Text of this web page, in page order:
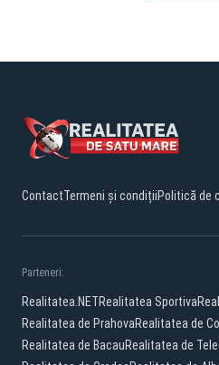
ContactTermeni și condițiiPolitică de
Parteneri:
Realitatea.NETRealitatea Sportiva
Realitatea de PrahovaRealitatea de
Realitatea de BacauRealitatea de